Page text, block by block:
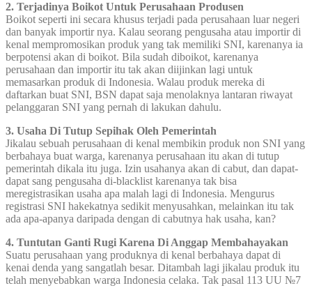
2. Terjadinya Boikot Untuk Perusahaan Produsen
Boikot seperti ini secara khusus terjadi pada perusahaan luar negeri
dan banyak importir nya. Kalau seorang pengusaha atau importir di
kenal mempromosikan produk yang tak memiliki SNI, karenanya ia
berpotensi akan di boikot. Bila sudah diboikot, karenanya
perusahaan dan importir itu tak akan diijinkan lagi untuk
memasarkan produk di Indonesia. Walau produk mereka di
daftarkan buat SNI, BSN dapat saja menolaknya lantaran riwayat
pelanggaran SNI yang pernah di lakukan dahulu.
3. Usaha Di Tutup Sepihak Oleh Pemerintah
Jikalau sebuah perusahaan di kenal membikin produk non SNI yang
berbahaya buat warga, karenanya perusahaan itu akan di tutup
pemerintah dikala itu juga. Izin usahanya akan di cabut, dan dapat-
dapat sang pengusaha di-blacklist karenanya tak bisa
meregistrasikan usaha apa malah lagi di Indonesia. Mengurus
registrasi SNI hakekatnya sedikit menyusahkan, melainkan itu tak
ada apa-apanya daripada dengan di cabutnya hak usaha, kan?
4. Tuntutan Ganti Rugi Karena Di Anggap Membahayakan
Suatu perusahaan yang produknya di kenal berbahaya dapat di
kenai denda yang sangatlah besar. Ditambah lagi jikalau produk itu
telah menyebabkan warga Indonesia celaka. Tak pasal 113 UU №7